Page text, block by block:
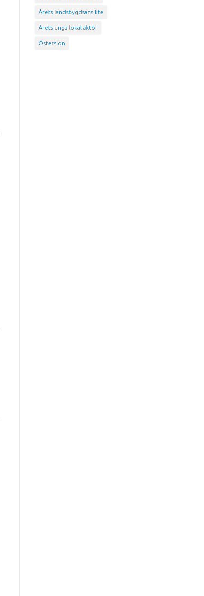
Årets landsbygdsansikte
Årets unga lokal aktör
Östersjön